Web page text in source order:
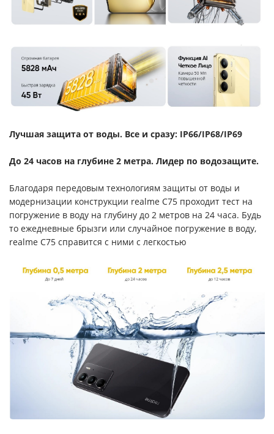
Лучшая защита от воды. Все и сразу: IP66/IP68/IP69
До 24 часов на глубине 2 метра. Лидер по водозащите.
Благодаря передовым технологиям защиты от воды и
модернизации конструкции realme C75 проходит тест на
погружение в воду на глубину до 2 метров на 24 часа. Будь
то ежедневные брызги или случайное погружение в воду,
realme C75 справится с ними с легкостью